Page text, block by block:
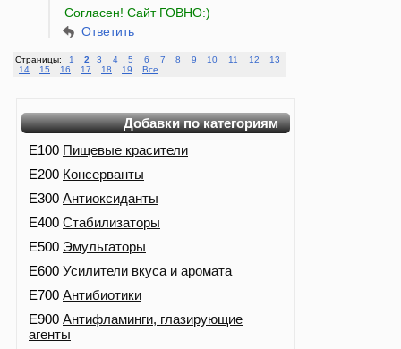
Согласен! Сайт ГОВНО:)
Ответить
Страницы: 1 2 3 4 5 6 7 8 9 10 11 12
13
14
15 16 17 18 19 Все
Добавки по категориям
E100 Пищевые красители
E200 Консерванты
E300 Антиоксиданты
E400 Стабилизаторы
E500 Эмульгаторы
E600 Усилители вкуса и аромата
E700 Антибиотики
E900 Антифламинги, глазирующие
агенты